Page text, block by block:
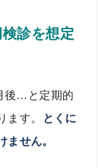
診を想定
後…と定期的
す。
とくに
せん。